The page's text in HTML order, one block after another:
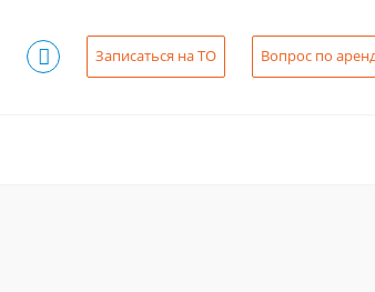
Записаться на ТО Вопрос по